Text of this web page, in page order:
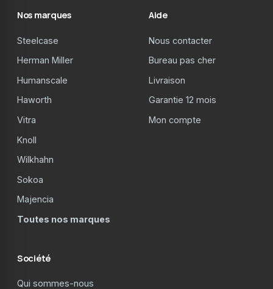
Nos marques
Steelcase
Herman Miller
Humanscale
Haworth
Vitra
Knoll
Wilkhahn
Sokoa
Majencia
Toutes nos marques
Aide
Nous contacter
Bureau pas cher
Livraison
Garantie 12 mois
Mon compte
Société
Qui sommes-nous